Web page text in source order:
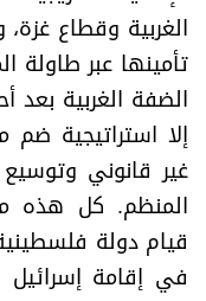
الغربية وقطاع
تأمينها عبر
إلا استراتيجية
غير قانوني
المنظم. كل هذه
قيام دولة
في إقامة